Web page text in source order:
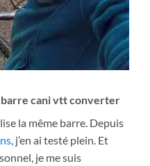
barre cani vtt converter
la même barre. Depuis
, j’en ai testé plein. Et
je me suis